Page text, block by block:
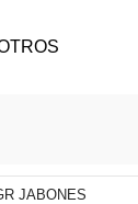
JABONES